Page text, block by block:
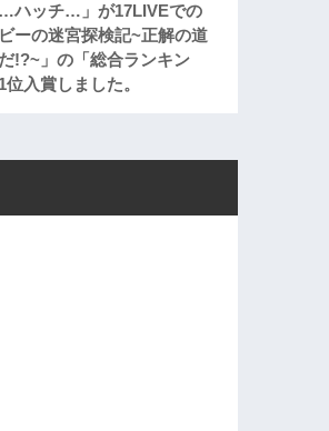
ハッチ…」が17LIVEでの
ビーの迷宮探検記~正解の道
!?~」の「総合ランキン
位入賞しました。